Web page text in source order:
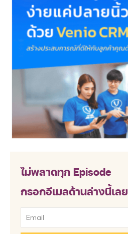
ไม่พลาดทุก Episode
กรอกอีเมลด้านล่างนี้เลย